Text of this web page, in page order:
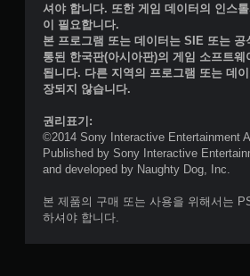
셔야 합니다. 또한 게임 데이터의 인스
이 필요합니다.
본 프로그램 또는 데이터는 SIE 또는 공
통된 한국판(아시아판)의 게임 소프트웨
됩니다. 다른 지역의 프로그램 또는 데
장되지 않습니다.
권리표기:
©2014 Sony Interactive Entertainment
Published by Sony Interactive
and developed by Naughty Dog, Inc.
본 제품의 구매 또는 사용을 위해서는
하셔야 합니다.